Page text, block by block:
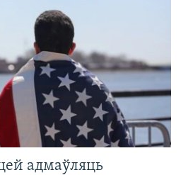
адмаўляць